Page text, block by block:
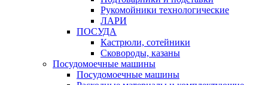
Рукомойники технологические
ЛАРИ
ПОСУДА
Кастрюли, сотейники
Сковороды, казаны
Посудомоечные машины
Посудомоечные машины